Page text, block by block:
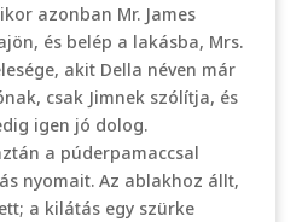
azonban Mr. James
és belép a lakásba, Mrs.
akit Della néven már
csak Jimnek szólítja, és
igen jó dolog.
a púderpamaccsal
nyomait. Az ablakhoz állt,
a kilátás egy szürke